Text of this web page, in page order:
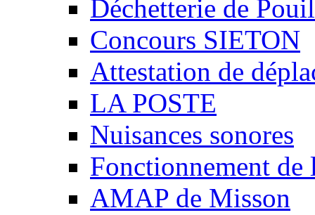
Déchetterie de
Concours SIETON
Attestation de
LA POSTE
Nuisances sonores
Fonctionnement
AMAP de Misson